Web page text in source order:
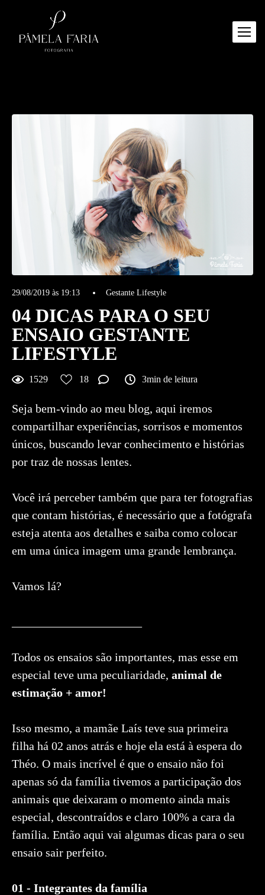
29/08/2019 às 19:13 Gestante Lifestyle
04 DICAS PARA O SEU
ENSAIO GESTANTE
LIFESTYLE
1529 18 3min de leitura
Seja bem-vindo ao meu blog, aqui iremos
compartilhar experiências, sorrisos e momentos
únicos, buscando levar conhecimento e histórias
por traz de nossas lentes.
Você irá perceber também que para ter fotografias
que contam histórias, é necessário que a fotógrafa
esteja atenta aos detalhes e saiba como colocar
em uma única imagem uma grande lembrança.
Vamos lá?
Todos os ensaios são importantes, mas esse em
especial teve uma peculiaridade, animal de
estimação + amor!
Isso mesmo, a mamãe Laís teve sua primeira
filha há 02 anos atrás e hoje ela está à espera do
Théo. O mais incrível é que o ensaio não foi
apenas só da família tivemos a participação dos
animais que deixaram o momento ainda mais
especial, descontraídos e claro 100% a cara da
família. Então aqui vai algumas dicas para o seu
ensaio sair perfeito.
01 - Integrantes da família